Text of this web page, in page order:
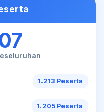
1.213 Peserta
1.205 Peserta